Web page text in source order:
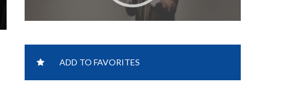
ADD TO FAVORITES